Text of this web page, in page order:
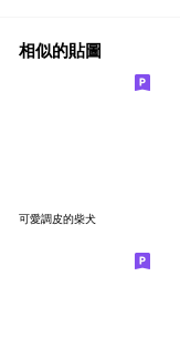
相似的貼圖
可愛調皮的柴犬